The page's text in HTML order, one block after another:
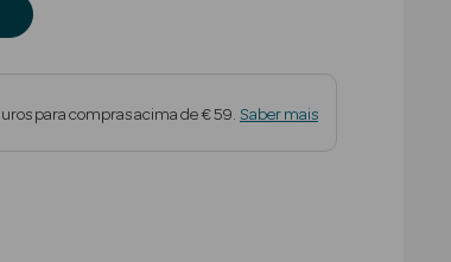
para compras acima de € 59. Saber mais